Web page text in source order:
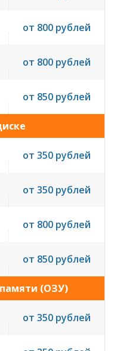
от 800 рублей
от 800 рублей
от 850 рублей
от 350 рублей
от 350 рублей
от 800 рублей
от 850 рублей
(ОЗУ)
от 350 рублей